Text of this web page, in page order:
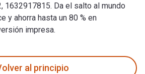
1632917815. Da el salto al mundo
y ahorra hasta un 80 % en
impresa.
al principio